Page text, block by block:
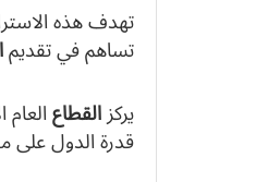
تهدف هذه
تساهم في تقديم
يركزالقطاع
قدرة الدول على